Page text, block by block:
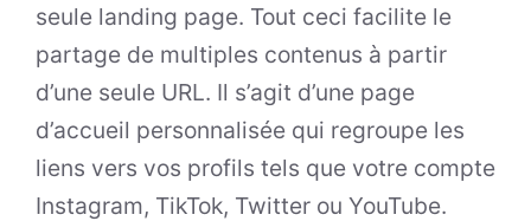
seule landing page. Tout ceci facilite le
partage de multiples contenus à partir
d’une seule URL. Il s’agit d’une page
d’accueil personnalisée qui regroupe les
liens vers vos profils tels que votre compte
Instagram, TikTok, Twitter ou YouTube.